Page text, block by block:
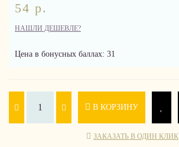
54 р.
НАШЛИ ДЕШЕВЛЕ?
Цена в бонусных баллах: 31
В КОРЗИНУ
ЗАКАЗАТЬ В ОДИН КЛИК